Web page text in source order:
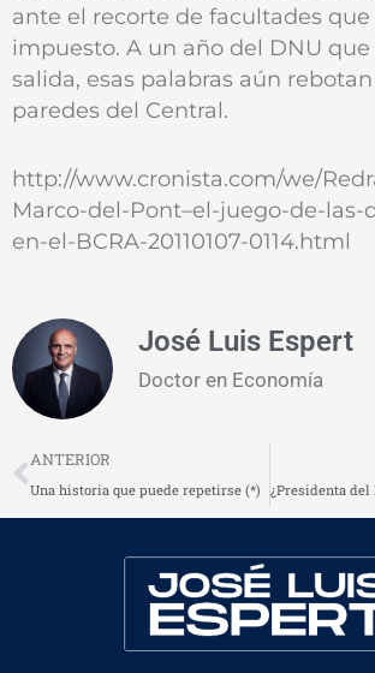
ante el recorte de facultades que
impuesto. A un año del DNU
salida, esas palabras aún
paredes del Central.
http://www.cronista.com/we/
Marco-del-Pont–el-juego-de-las-
en-el-BCRA-20110107-0114.html
José Luis Espert
Doctor en Economía
Prev
ANTERIOR
Una historia que puede repetirse (*)